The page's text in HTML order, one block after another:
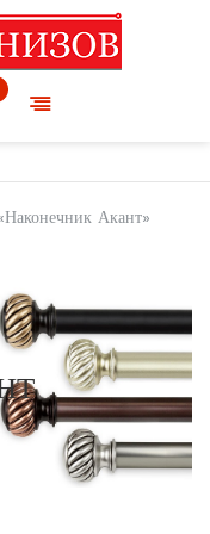
Акант»